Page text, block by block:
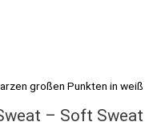
– Soft Sweat